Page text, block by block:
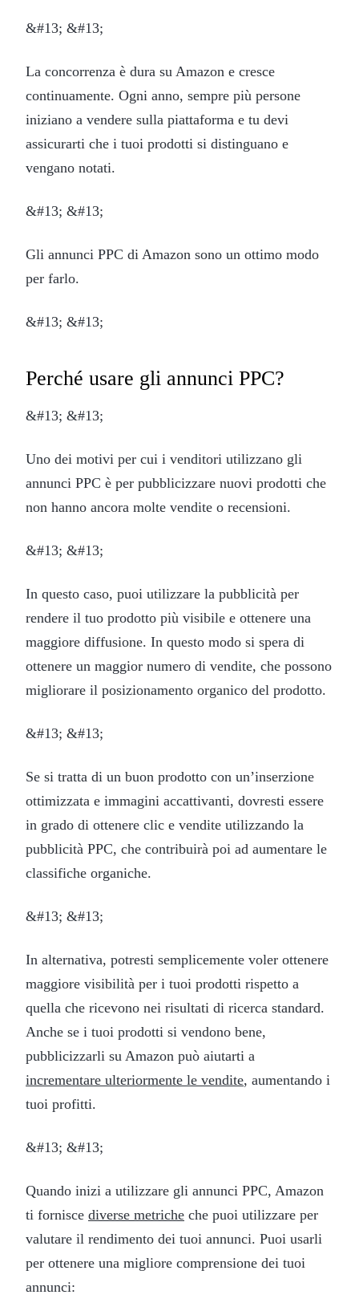
&#13; &#13;
La concorrenza è dura su Amazon e cresce
continuamente. Ogni anno, sempre più persone
iniziano a vendere sulla piattaforma e tu devi
assicurarti che i tuoi prodotti si distinguano e
vengano notati.
&#13; &#13;
Gli annunci PPC di Amazon sono un ottimo modo
per farlo.
&#13; &#13;
Perché usare gli annunci PPC?
&#13; &#13;
Uno dei motivi per cui i venditori utilizzano gli
annunci PPC è per pubblicizzare nuovi prodotti che
non hanno ancora molte vendite o recensioni.
&#13; &#13;
In questo caso, puoi utilizzare la pubblicità per
rendere il tuo prodotto più visibile e ottenere una
maggiore diffusione. In questo modo si spera di
ottenere un maggior numero di vendite, che possono
migliorare il posizionamento organico del prodotto.
&#13; &#13;
Se si tratta di un buon prodotto con un’inserzione
ottimizzata e immagini accattivanti, dovresti essere
in grado di ottenere clic e vendite utilizzando la
pubblicità PPC, che contribuirà poi ad aumentare le
classifiche organiche.
&#13; &#13;
In alternativa, potresti semplicemente voler ottenere
maggiore visibilità per i tuoi prodotti rispetto a
quella che ricevono nei risultati di ricerca standard.
Anche se i tuoi prodotti si vendono bene,
pubblicizzarli su Amazon può aiutarti a
incrementare ulteriormente le vendite, aumentando i
tuoi profitti.
&#13; &#13;
Quando inizi a utilizzare gli annunci PPC, Amazon
ti fornisce diverse metriche che puoi utilizzare per
valutare il rendimento dei tuoi annunci. Puoi usarli
per ottenere una migliore comprensione dei tuoi
annunci: